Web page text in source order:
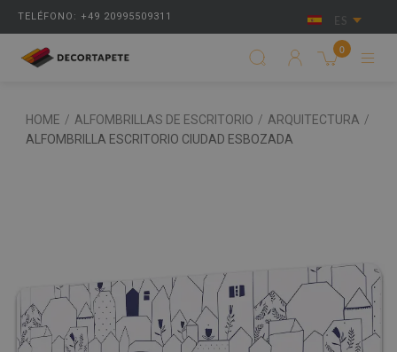
TELÉFONO: +49 20995509311 ES
0
HOME / ALFOMBRILLAS DE ESCRITORIO / ARQUITECTURA /
ALFOMBRILLA ESCRITORIO CIUDAD ESBOZADA